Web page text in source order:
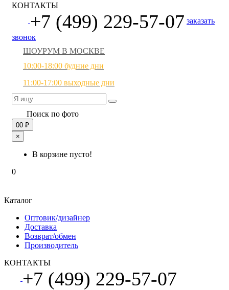
КОНТАКТЫ
+7 (499) 229-57-07 заказать
звонок
ШОУРУМ В МОСКВЕ
10:00-18:00 будние дни
11:00-17:00 выходные дни
Поиск по фото
00 ₽
×
В корзине пусто!
0
Каталог
Оптовик/дизайнер
Доставка
Возврат/обмен
Производитель
КОНТАКТЫ
+7 (499) 229-57-07